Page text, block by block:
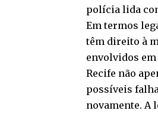
polícia lida
Em termos
têm direito à
envolvidos
Recife não
possíveis
novamente. A